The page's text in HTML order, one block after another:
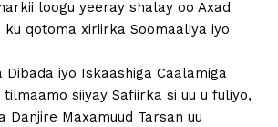
loogu yeeray shalay oo Axad
qotoma xiriirka Soomaaliya iyo
Dibada iyo Iskaashiga Caalamiga
siiyay Safiirka si uu u fuliyo,
Danjire Maxamuud Tarsan uu